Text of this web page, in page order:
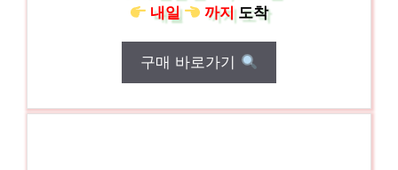
내일
까지도착
구매 바로가기